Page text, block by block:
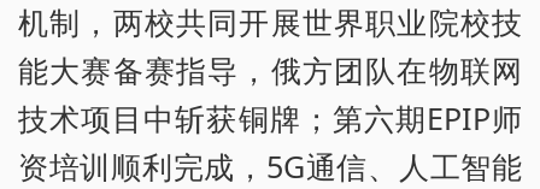
机制，两校共同开展世界职业院校技
能大赛备赛指导，俄方团队在物联网
技术项目中斩获铜牌；第六期EPIP师
资培训顺利完成，5G通信、人工智能